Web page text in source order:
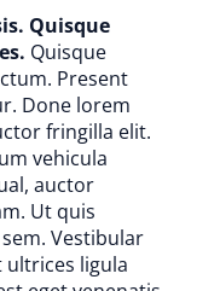
Quisque
Quisque
Present
Done lorem
fringilla elit.
vehicula
auctor
Ut quis
Vestibular
ultrices ligula